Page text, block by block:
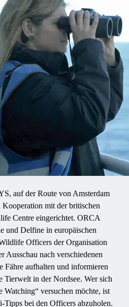
auf der Route von Amsterdam
mit der britischen
Centre eingerichtet. ORCA
und Delfine in europäischen
Officers der Organisation
Ausschau nach verschiedenen
Fähre aufhalten und informieren
Tierwelt in der Nordsee. Wer sich
Watching“ versuchen möchte, ist
Tipps bei den Officers abzuholen.